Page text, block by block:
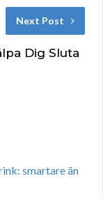
Next Post
Dig Sluta
smartare än